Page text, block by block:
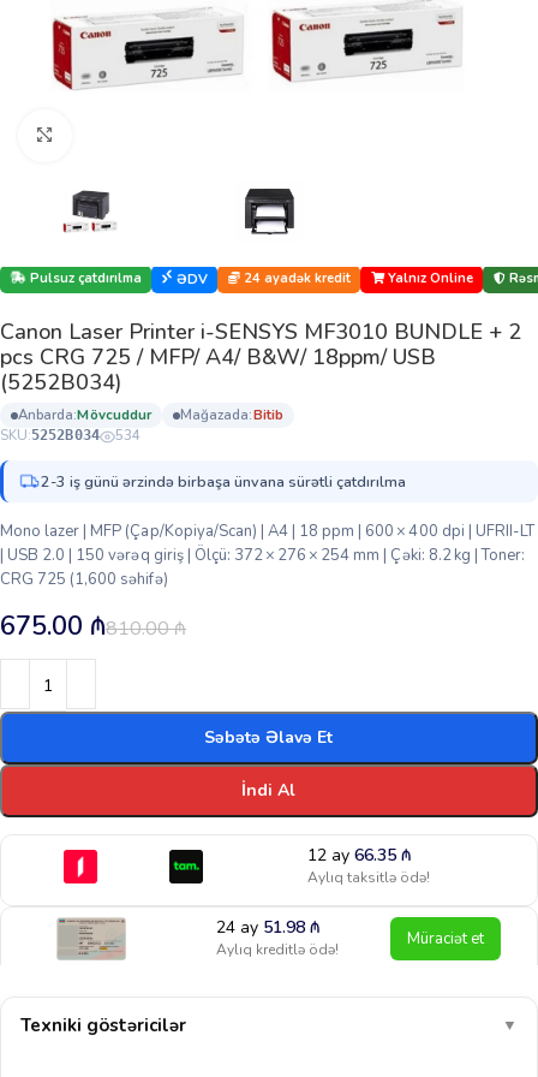
Pulsuz çatdırılma ƏDV 24 ayadək kredit Yalnız Online
Canon Laser Printer i-SENSYS MF3010 BUNDLE + 2
pcs CRG 725 / MFP/ A4/ B&W/ 18ppm/ USB
(5252B034)
anbarda: mövcuddur mağazada:
bi̇ti̇b
SKU:5252B034 534
2-3 iş günü ərzində birbaşa ünvana sürətli çatdırılma
Mono lazer | MFP (Çap/Kopiya/Scan) | A4 | 18 ppm | 600 × 400 dpi | UFRII-LT
| USB 2.0 | 150 vərəq giriş | Ölçü: 372 × 276 × 254 mm | Çəki: 8.2 kg | Toner:
CRG 725 (1,600 səhifə)
810.00₼
675.00 ₼
Səbətə Əlavə Et
İndi Al
12 ay 66.35 ₼
Aylıq taksitlə ödə!
24 ay 51.98₼
Aylıq kreditlə ödə! Müraciət et
Texniki göstəricilər ▼